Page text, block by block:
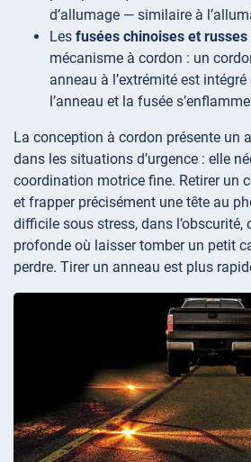
d’allumage — similaire à
Les fusées chinoises et russes
mécanisme à cordon : un
anneau à l’extrémité est
l’anneau et la fusée
La conception à cordon présente un
dans les situations d’urgence : elle
coordination motrice fine. Retirer un
et frapper précisément une tête au
difficile sous stress, dans l’obscurité,
profonde où laisser tomber un petit
perdre. Tirer un anneau est plus